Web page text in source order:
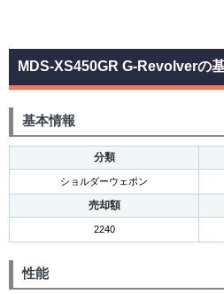
MDS-XS450GR G-Revolverの
基本情報
分類
ショルダーウェポン
売却額
2240
性能